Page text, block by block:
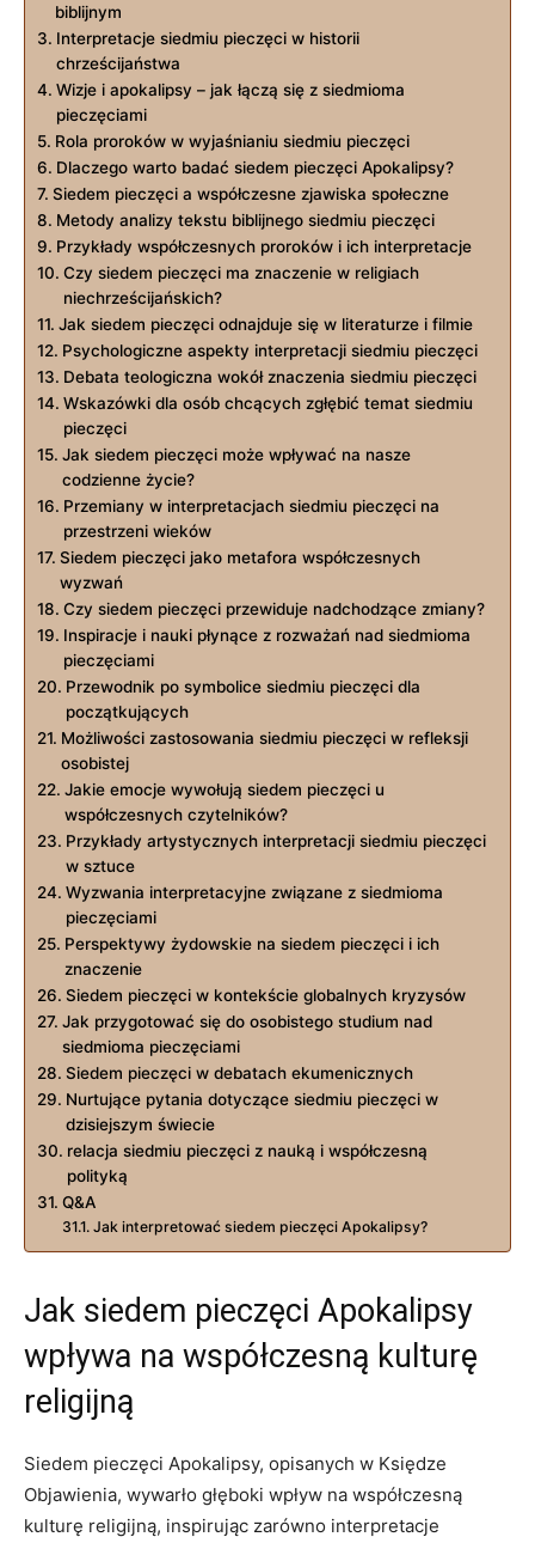
biblijnym
Interpretacje siedmiu pieczęci w historii
chrześcijaństwa
Wizje i apokalipsy – jak łączą się z siedmioma
pieczęciami
Rola proroków w wyjaśnianiu siedmiu pieczęci
Dlaczego warto ‍badać siedem ⁢pieczęci ⁣Apokalipsy?
Siedem​ pieczęci a ⁣współczesne zjawiska⁣ społeczne
Metody⁤ analizy tekstu biblijnego siedmiu pieczęci
Przykłady współczesnych ⁢proroków i ich interpretacje
Czy siedem pieczęci ma znaczenie ⁢w religiach
niechrześcijańskich?
Jak siedem pieczęci odnajduje się‌ w literaturze i​ filmie
Psychologiczne⁢ aspekty interpretacji siedmiu pieczęci
Debata teologiczna​ wokół znaczenia siedmiu pieczęci
Wskazówki ⁤dla osób chcących zgłębić temat siedmiu
‌pieczęci
Jak siedem pieczęci może wpływać‌ na nasze
codzienne życie?
Przemiany w interpretacjach siedmiu pieczęci na
przestrzeni wieków
Siedem pieczęci jako metafora współczesnych
wyzwań
Czy siedem pieczęci przewiduje nadchodzące zmiany?
Inspiracje i ‌nauki płynące z⁤ rozważań nad siedmioma
pieczęciami
Przewodnik po symbolice siedmiu pieczęci dla
początkujących
Możliwości ⁣zastosowania siedmiu ⁤pieczęci‌ w refleksji
⁣osobistej
Jakie emocje wywołują siedem pieczęci u
współczesnych czytelników?
Przykłady artystycznych‍ interpretacji siedmiu pieczęci
w sztuce
Wyzwania interpretacyjne związane z siedmioma
pieczęciami
Perspektywy żydowskie na siedem pieczęci i‍ ich
⁢znaczenie
Siedem pieczęci ‌w kontekście globalnych kryzysów
Jak przygotować się do osobistego studium nad‍
siedmioma pieczęciami
Siedem pieczęci w debatach ekumenicznych
Nurtujące pytania dotyczące siedmiu ⁢pieczęci w
dzisiejszym świecie
relacja‍ siedmiu pieczęci​ z nauką i współczesną
‌polityką
Q&A
Jak interpretować siedem pieczęci‌ Apokalipsy?
Jak⁤ siedem pieczęci Apokalipsy
wpływa na współczesną kulturę
religijną
Siedem pieczęci Apokalipsy, opisanych w Księdze
⁢Objawienia, ⁣wywarło głęboki wpływ na współczesną
kulturę religijną, inspirując zarówno interpretacje